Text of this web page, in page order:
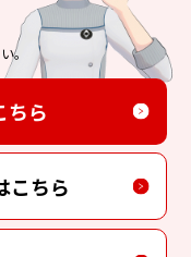
。
ちら
こちら